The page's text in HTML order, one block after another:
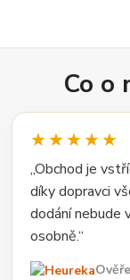
Co o
★★★★★
„Obchod je
díky dopravci
dodání nebude
osobně.“